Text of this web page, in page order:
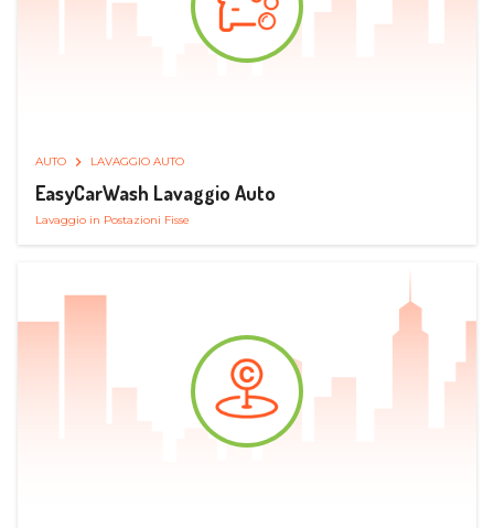
AUTO LAVAGGIO AUTO
EasyCarWash Lavaggio Auto
Lavaggio in Postazioni Fisse